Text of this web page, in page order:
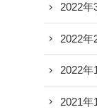
2022年
2022年
2022年
2021年